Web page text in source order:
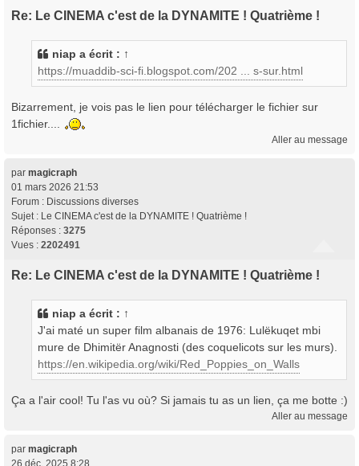
Re: Le CINEMA c'est de la DYNAMITE ! Quatrième !
niap a écrit : ↑
https://muaddib-sci-fi.blogspot.com/202 ... s-sur.html
Bizarrement, je vois pas le lien pour télécharger le fichier sur
1fichier....
Aller au message
par magicraph
01 mars 2026 21:53
Forum : Discussions diverses
Sujet : Le CINEMA c'est de la DYNAMITE ! Quatrième !
Réponses : 3275
Vues : 2202491
Re: Le CINEMA c'est de la DYNAMITE ! Quatrième !
niap a écrit : ↑
J'ai maté un super film albanais de 1976: Lulëkuqet mbi
mure de Dhimitër Anagnosti (des coquelicots sur les murs).
https://en.wikipedia.org/wiki/Red_Poppies_on_Walls
Ça a l'air cool! Tu l'as vu où? Si jamais tu as un lien, ça me botte :)
Aller au message
par magicraph
26 déc. 2025 8:28